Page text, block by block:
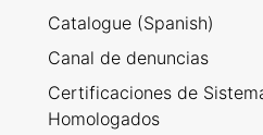
Catalogue (Spanish)
Canal de denuncias
Certificaciones de
Homologados